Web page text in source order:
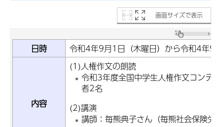
画面サイズで表示
日時 令和4年9月1日（木曜日）から令和4年9
内容
(1)人権作文の朗読
令和3年度全国中学生人権作文コンテ
者2名
(2)講演
講師：毎熊典子さん（毎熊社会保険労